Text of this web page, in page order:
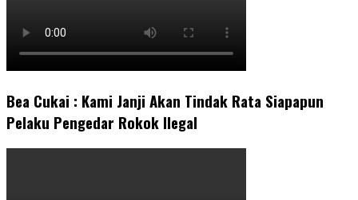
Bea Cukai : Kami Janji Akan Tindak Rata Siapapun
Pelaku Pengedar Rokok Ilegal